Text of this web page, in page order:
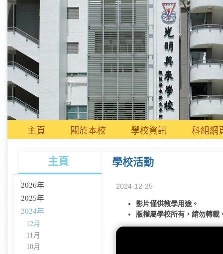
主頁 關於本校 學校資訊 科組網
主頁 學校活動
2026年
2025年
2024年
12月
11月
10月
2024-12-25
影片僅供教學用途。
版權屬學校所有，請勿轉載